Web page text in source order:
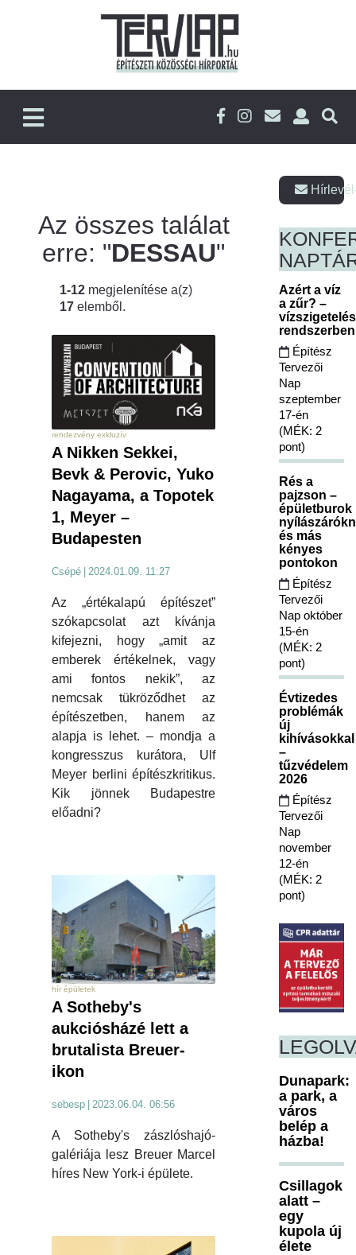
Az összes találat
erre: "DESSAU"
1-12 megjelenítése a(z)
17 elemből.
rendezvény exkluzív
A Nikken Sekkei,
Bevk & Perovic, Yuko
Nagayama, a Topotek
1, Meyer –
Budapesten
Csépé 2024.01.09. 11:27
Az „értékalapú építészet”
szókapcsolat azt kívánja
kifejezni, hogy „amit az
emberek értékelnek, vagy
ami fontos nekik”, az
nemcsak tükröződhet az
építészetben, hanem az
alapja is lehet. – mondja a
kongresszus kurátora, Ulf
Meyer berlini építészkritikus.
Kik jönnek Budapestre
előadni?
hír épületek
A Sotheby's
aukciósházé lett a
brutalista Breuer-
ikon
sebesp 2023.06.04. 06:56
A Sotheby's zászlóshajó-
galériája lesz Breuer Marcel
híres New York-i épülete.
Azért a víz
a zűr? –
Építész
Tervezői
Nap
szeptember
17-én
(MÉK: 2
pont)
Rés a
pajzson –
épületburok
és más
kényes
pontokon
Építész
Tervezői
Nap október
15-én
(MÉK: 2
pont)
Évtizedes
problémák
új
kihívásokkal
–
tűzvédelem
2026
Építész
Tervezői
Nap
november
12-én
(MÉK: 2
pont)
Dunapark:
a park, a
város
belép a
házba!
Csillagok
alatt –
egy
kupola új
élete